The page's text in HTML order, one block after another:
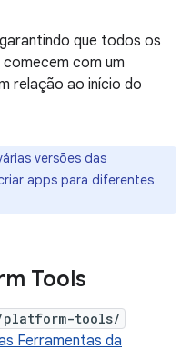
que todos os
com um
relação ao início do
versões das
apps para diferentes
Tools
tools/
Ferramentas da